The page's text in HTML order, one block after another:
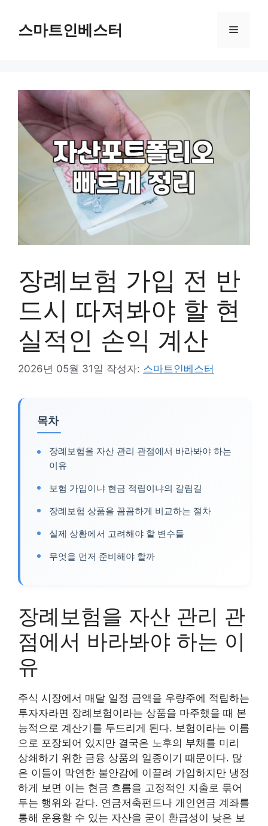
스마트인베스터 메
장례보험 가입 전 반
드시 따져봐야 할 현
실적인 손익 계산
2026년 05월 31일 작성자: 스마트인베스터
목차
장례보험을 자산 관리 관점에서 바라봐야 하는
이유
보험 가입이냐 현금 적립이냐의 갈림길
장례보험 상품을 꼼꼼하게 비교하는 절차
실제 상황에서 고려해야 할 변수들
무엇을 먼저 준비해야 할까
장례보험을 자산 관리 관
점에서 바라봐야 하는 이
유
주식 시장에서 매달 일정 금액을 우량주에 적립하는
투자자라면 장례보험이라는 상품을 마주했을 때 본
능적으로 계산기를 두드리게 된다. 보험이라는 이름
으로 포장되어 있지만 결국은 노후의 부채를 미리
상쇄하기 위한 금융 상품의 일종이기 때문이다. 많
은 이들이 막연한 불안감에 이끌려 가입하지만 냉정
하게 보면 이는 현금 흐름을 고정적인 지출로 묶어
두는 행위와 같다. 연금저축펀드나 개인연금 계좌를
통해 운용할 수 있는 자산을 굳이 환급성이 낮은 보